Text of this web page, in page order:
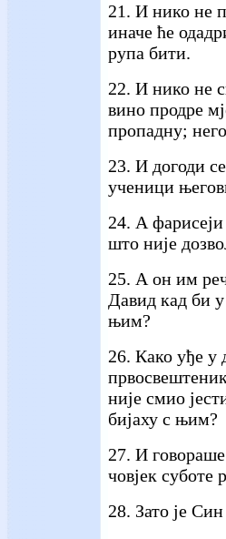
21. И нико не
иначе ће
рупа бити.
22. И нико не
вино продре
пропадну;
23. И догоди
ученици
24. А
што није
25. А он им
Давид кад би
њим?
26. Како уђе у
није смио
бијаху с њим?
27. И
човјек суботе
28. Зато је